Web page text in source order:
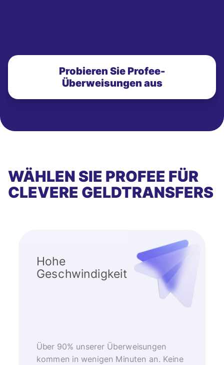
Probieren Sie Profee-
Überweisungen aus
WÄHLEN SIE PROFEE FÜR
CLEVERE GELDTRANSFERS
Hohe
Geschwindigkeit
Über 90% unserer Überweisungen
kommen in wenigen Minuten an. Keine